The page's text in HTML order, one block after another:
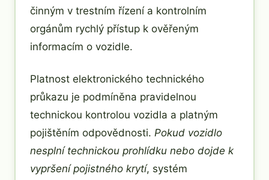
činným v trestním řízení a kontrolním
orgánům rychlý přístup k ověřeným
informacím o vozidle.
Platnost elektronického technického
průkazu je podmíněna pravidelnou
technickou kontrolou vozidla a platným
pojištěním odpovědnosti. Pokud vozidlo
nesplní technickou prohlídku nebo dojde k
vypršení pojistného krytí, systém